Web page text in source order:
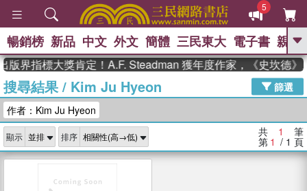
5
GO
熱搜： 高希均教授回憶錄
、 The Odyssey 、 父親節 、 如果歷
獎 臺灣漫遊錄 、 方念華 、 台灣的李
登輝時代
數學女孩：黎曼猜想 、
偉大的迷走神經
暢銷榜 新品 中文 外文 簡體 三民東大 電子書 親子
版界指標大獎肯定！A.F. Steadman 獲年度作家，《史坎德》
搜尋結果/ Kim Ju Hyeon
篩選
作者：Kim Ju Hyeon
顯示 排序 共 1 筆
第 1 / 1 頁